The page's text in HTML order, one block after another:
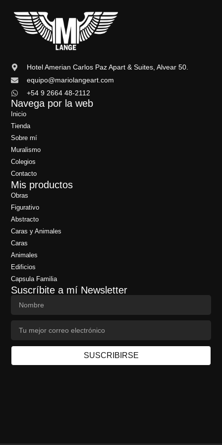
Hotel Amerian Carlos Paz Apart & Suites, Alvear 50.
equipo@mariolangeart.com
+54 9 2664 48-2112
Navega por la web
Inicio
Tienda
Sobre mí
Muralismo
Colegios
Contacto
Mis productos
Obras
Figurativo
Abstracto
Caras y Animales
Caras
Animales
Edificios
Capsula Familia
Suscríbite a mí Newsletter
SUSCRIBIRSE